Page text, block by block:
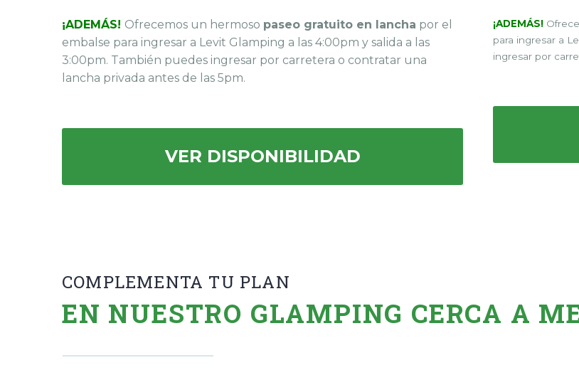
¡ADEMÁS! Ofrecemos un hermoso paseo gratuito en lancha por el
embalse para ingresar a Levit Glamping a las 4:00pm y salida a las
3:00pm. También puedes ingresar por carretera o contratar una
lancha privada antes de las 5pm.
VER DISPONIBILIDAD
¡ADEMÁS!
para ingresar a
ingresar por
COMPLEMENTA TU PLAN
EN NUESTRO GLAMPING CERCA A